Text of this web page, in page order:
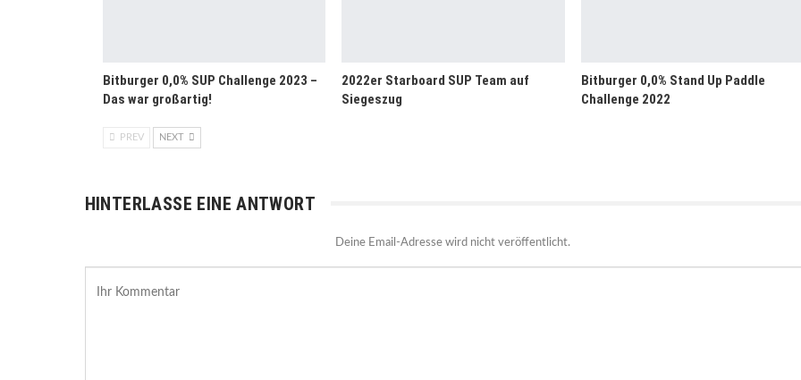
Bitburger 0,0% SUP Challenge 2023 –
Das war großartig!
2022er Starboard SUP Team auf
Siegeszug
Bitburger 0,0% Stand Up Paddle
Challenge 2022
PREV NEXT
HINTERLASSE EINE ANTWORT
Deine Email-Adresse wird nicht veröffentlicht.